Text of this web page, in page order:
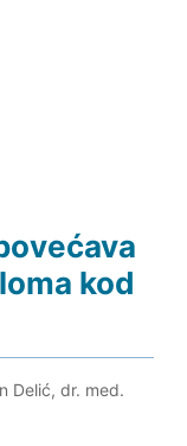
kod
Delić, dr. med.